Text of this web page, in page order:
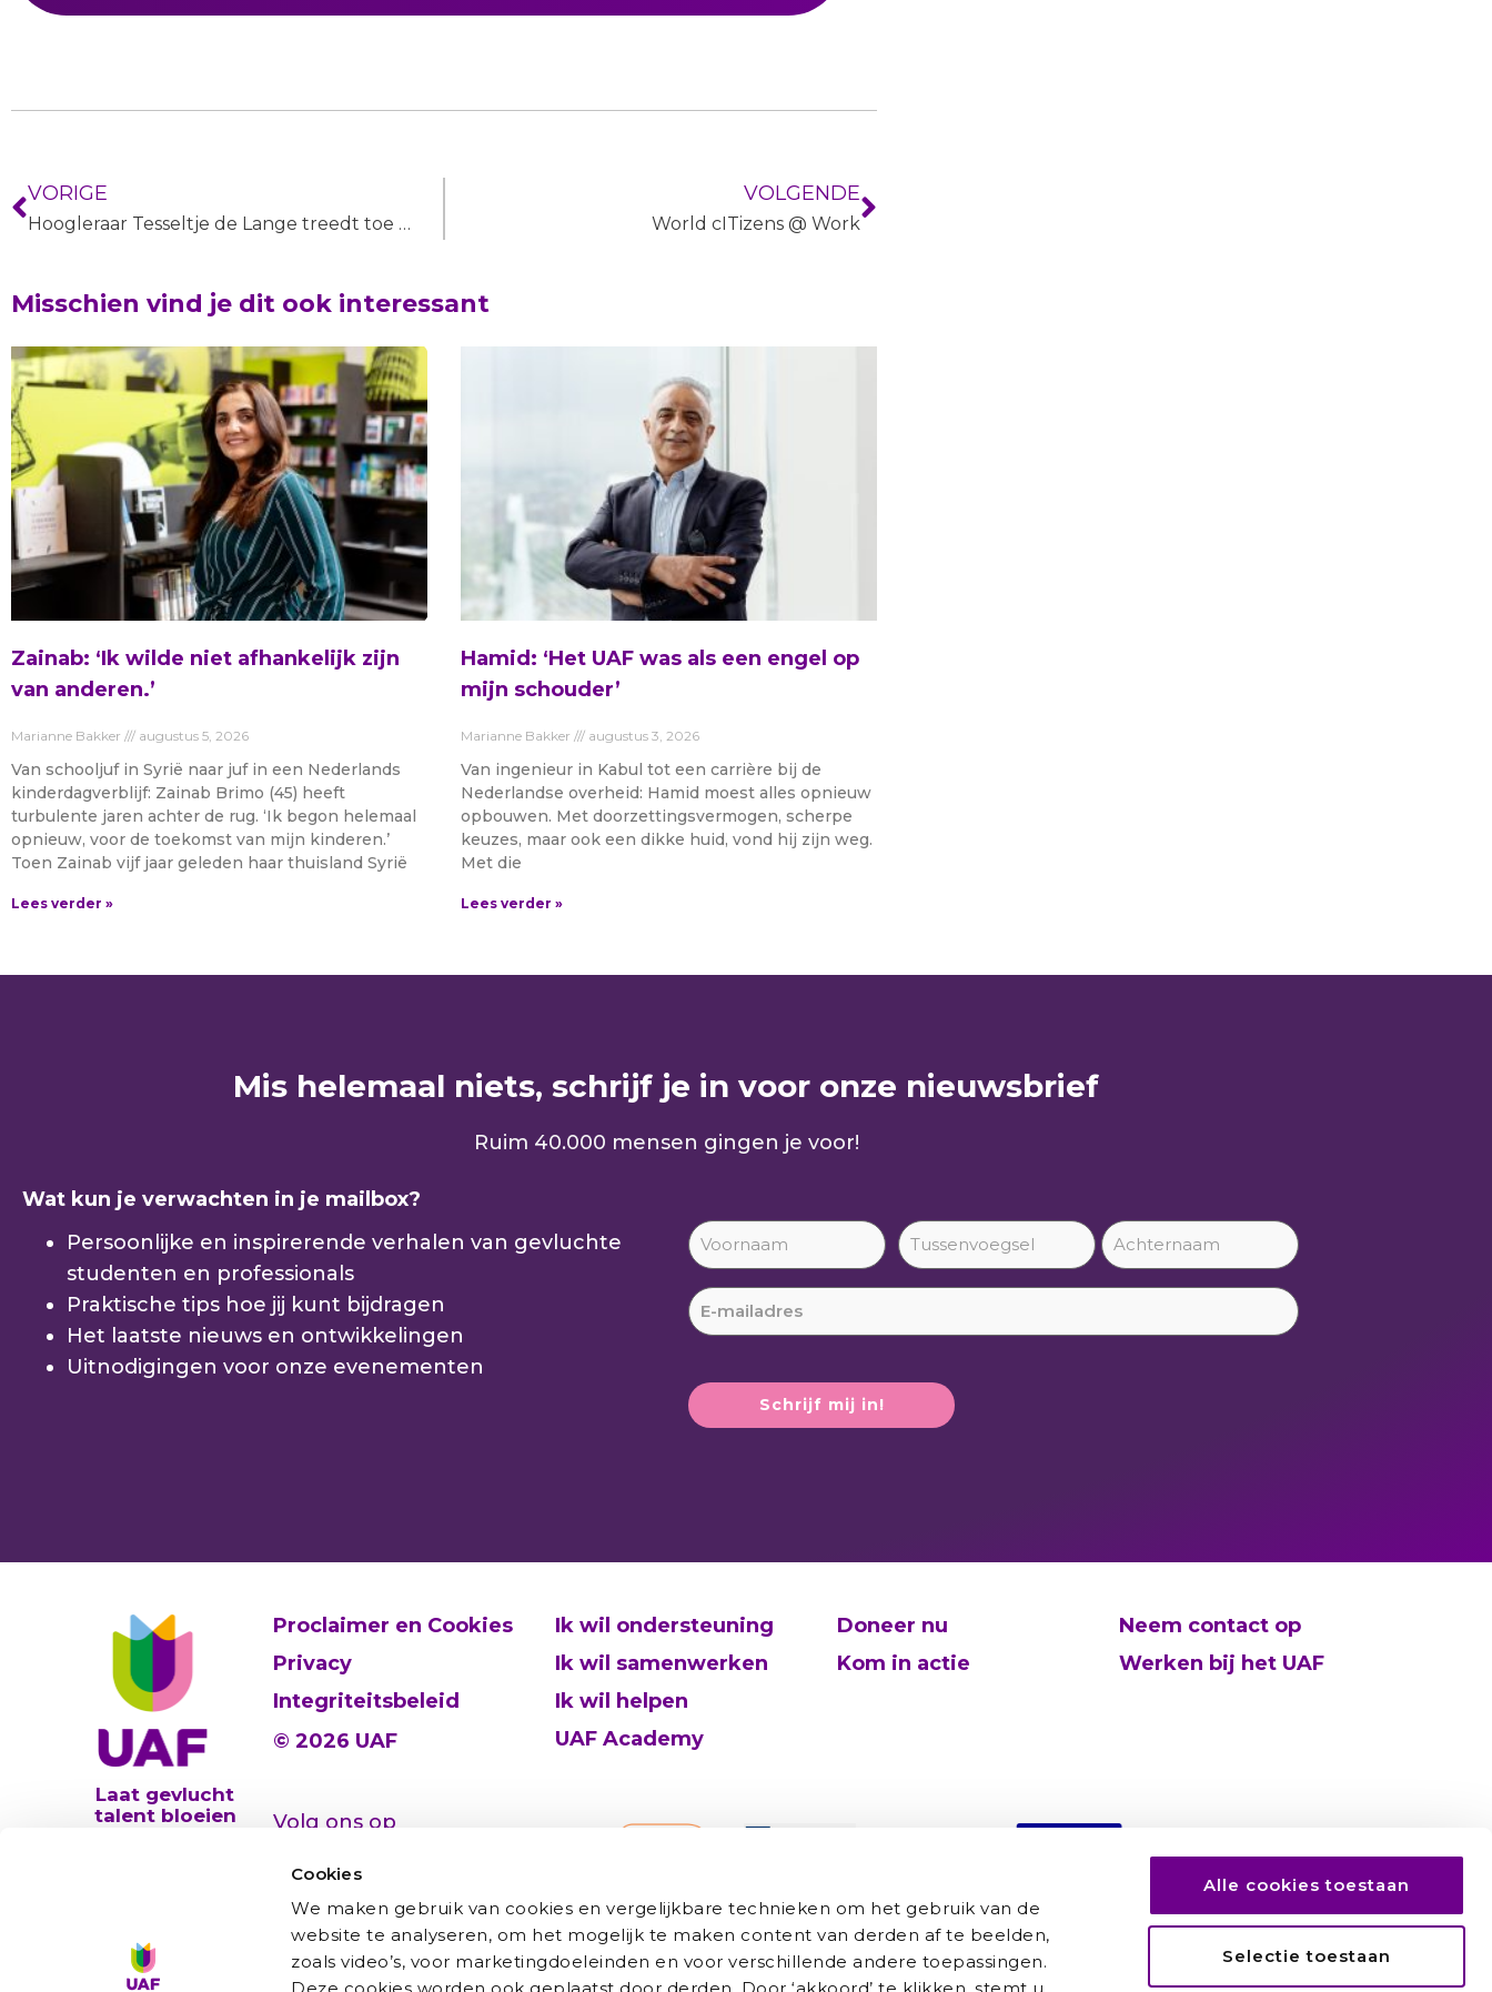
Cookies
We maken gebruik van cookies en vergelijkbare technieken om het gebruik van de
website te analyseren, om het mogelijk te maken content van derden af te beelden,
zoals video’s, voor marketingdoeleinden en voor verschillende andere toepassingen.
Alle cookies toestaan
Selectie toestaan
VORIGE
Hoogleraar Tesseltje de Lange treedt toe tot Raad van Toezicht UAF
VOLGENDE
World cITizens @ Work
Misschien vind je dit ook interessant
Zainab: ‘Ik wilde niet afhankelijk zijn
van anderen.’
Marianne Bakker augustus 5, 2026
Van schooljuf in Syrië naar juf in een Nederlands
kinderdagverblijf: Zainab Brimo (45) heeft
turbulente jaren achter de rug. ‘Ik begon helemaal
opnieuw, voor de toekomst van mijn kinderen.’
Toen Zainab vijf jaar geleden haar thuisland Syrië
Lees verder »
Hamid: ‘Het UAF was als een engel op
mijn schouder’
Marianne Bakker augustus 3, 2026
Van ingenieur in Kabul tot een carrière bij de
Nederlandse overheid: Hamid moest alles opnieuw
opbouwen. Met doorzettingsvermogen, scherpe
keuzes, maar ook een dikke huid, vond hij zijn weg.
Met die
Lees verder »
Mis helemaal niets, schrijf je in voor onze nieuwsbrief​
Ruim 40.000 mensen gingen je voor!
Wat kun je verwachten in je mailbox?
Persoonlijke en inspirerende verhalen van gevluchte
studenten en professionals
Praktische tips hoe jij kunt bijdragen
Het laatste nieuws en ontwikkelingen
Uitnodigingen voor onze evenementen
Laat gevlucht
talent bloeien
Proclaimer en Cookies
Privacy
Integriteitsbeleid
© 2026 UAF
Ik wil ondersteuning
Ik wil samenwerken
Ik wil helpen
UAF Academy
Doneer nu
Kom in actie
Neem contact op
Werken bij het UAF
Volg ons op